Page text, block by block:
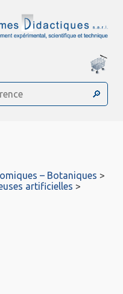
– Botaniques >
artificielles >